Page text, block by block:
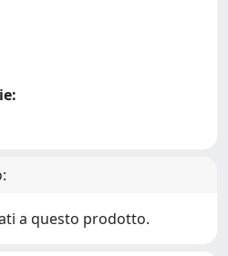
a questo prodotto.